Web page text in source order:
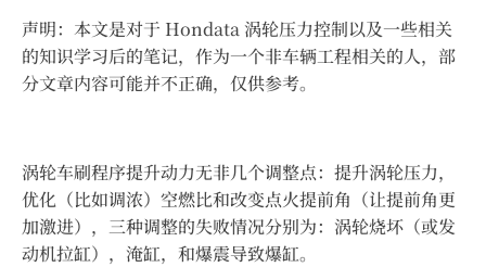
声明：本文是对于 Hondata 涡轮压力控制以及一些相关
的知识学习后的笔记，作为一个非车辆工程相关的人，部
分文章内容可能并不正确，仅供参考。
涡轮车刷程序提升动力无非几个调整点：提升涡轮压力，
优化（比如调浓）空燃比和改变点火提前角（让提前角更
加激进），三种调整的失败情况分别为：涡轮烧坏（或发
动机拉缸），淹缸，和爆震导致爆缸。